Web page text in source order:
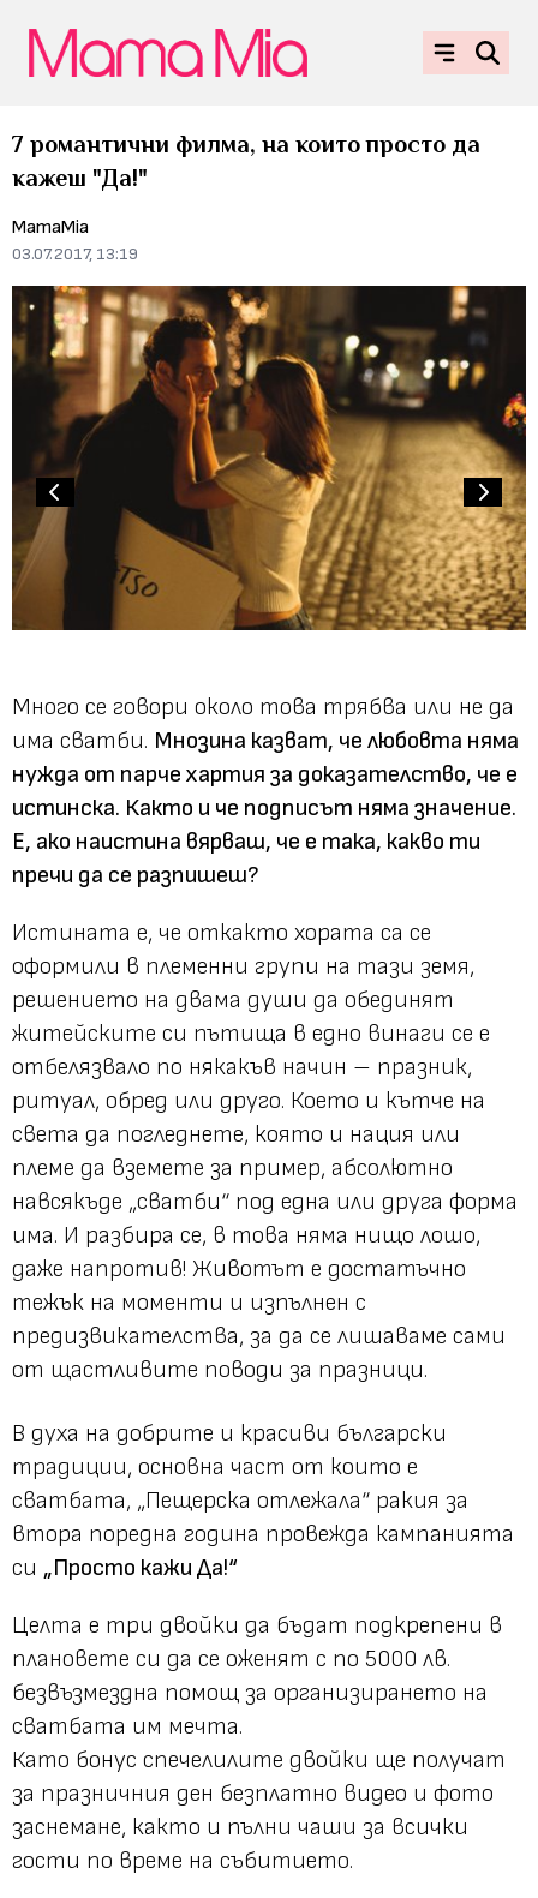
7 романтични филма, на които просто да
кажеш "Да!"
MamaMia
03.07.2017, 13:19
Много се говори около това трябва или не да
има сватби. Мнозина казват, че любовта няма
нужда от парче хартия за доказателство, че е
истинска. Както и че подписът няма значение.
Е, ако наистина вярваш, че е така, какво ти
пречи да се разпишеш?
Истината е, че откакто хората са се
оформили в племенни групи на тази земя,
решението на двама души да обединят
житейските си пътища в едно винаги се е
отбелязвало по някакъв начин – празник,
ритуал, обред или друго. Което и кътче на
света да погледнете, която и нация или
племе да вземете за пример, абсолютно
навсякъде „сватби“ под една или друга форма
има. И разбира се, в това няма нищо лошо,
даже напротив! Животът е достатъчно
тежък на моменти и изпълнен с
предизвикателства, за да се лишаваме сами
от щастливите поводи за празници.
В духа на добрите и красиви български
традиции, основна част от които е
сватбата, „Пещерска отлежала“ ракия за
втора поредна година провежда кампанията
си „Просто кажи Да!“
Целта е три двойки да бъдат подкрепени в
плановете си да се оженят с по 5000 лв.
безвъзмездна помощ за организирането на
сватбата им мечта.
Като бонус спечелилите двойки ще получат
за празничния ден безплатно видео и фото
заснемане, както и пълни чаши за всички
гости по време на събитието.